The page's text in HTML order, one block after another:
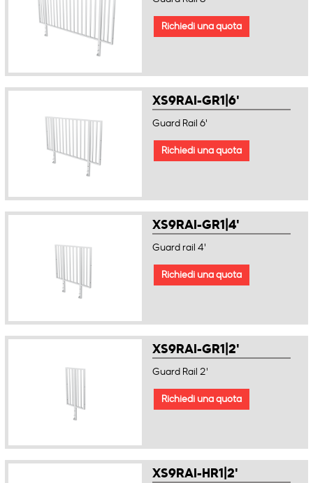
Richiedi una quota
XS9RAI-GR1|6'
Guard Rail 6'
Richiedi una quota
XS9RAI-GR1|4'
Guard rail 4'
Richiedi una quota
XS9RAI-GR1|2'
Guard Rail 2'
Richiedi una quota
XS9RAI-HR1|2'